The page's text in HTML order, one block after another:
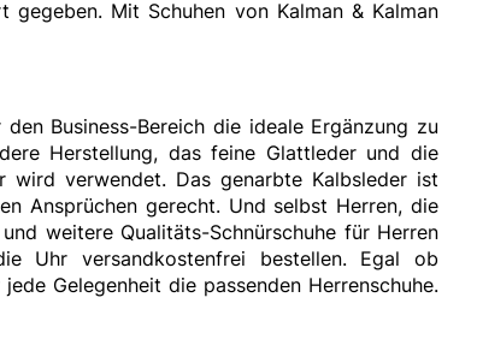
Mit Schuhen von Kalman & Kalman
Business-Bereich die ideale Ergänzung zu
Herstellung, das feine Glattleder und die
wird verwendet. Das genarbte Kalbsleder ist
Ansprüchen gerecht. Und selbst Herren, die
weitere Qualitäts-Schnürschuhe für Herren
Uhr versandkostenfrei bestellen. Egal ob
Gelegenheit die passenden Herrenschuhe.